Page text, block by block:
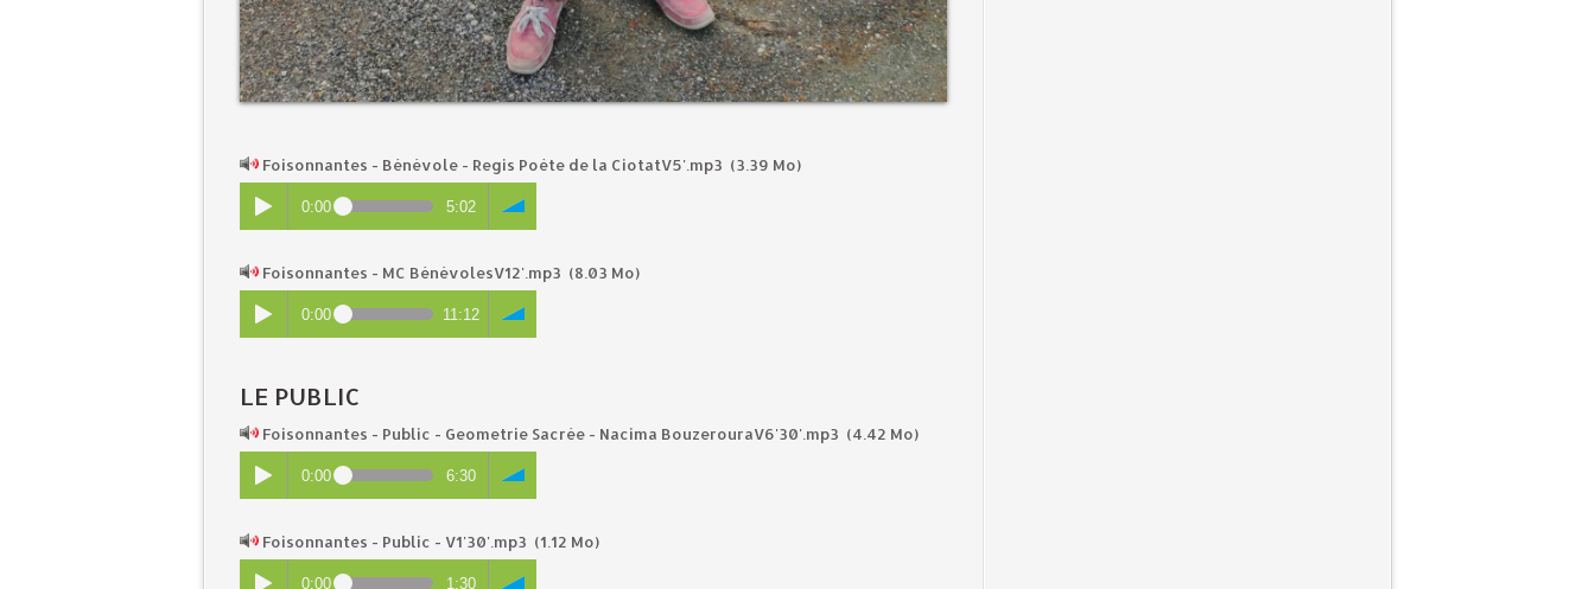
Foisonnantes - Bénévole - Regis Poète de la CiotatV5'.mp3 (3.39 Mo)
0:00 5:02
Foisonnantes - MC BénévolesV12'.mp3 (8.03 Mo)
0:00 11:12
LE PUBLIC
Foisonnantes - Public - Geometrie Sacrée - Nacima BouzerouraV6'30'.mp3 (4.42 Mo)
0:00 6:30
Foisonnantes - Public - V1'30'.mp3 (1.12 Mo)
0:00 1:30